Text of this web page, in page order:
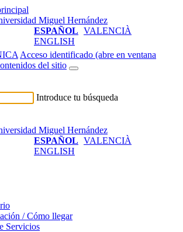
ESPAÑOL VALENCIÀ
ENGLISH
Acceso identificado (abre en ventana
del sitio
Introduce tu búsqueda
ESPAÑOL VALENCIÀ
ENGLISH
/ Cómo llegar
Servicios